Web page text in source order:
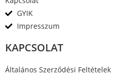
GYIK
Impresszum
KAPCSOLAT
Általános Szerződési Feltételek